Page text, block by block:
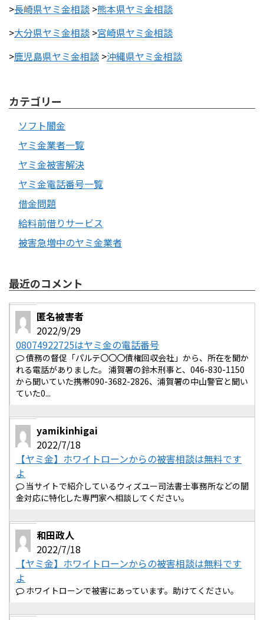
>長崎県ヤミ金相談 >熊本県ヤミ金相談
>大分県ヤミ金相談 >宮崎県ヤミ金相談
>鹿児島県ヤミ金相談 >沖縄県ヤミ金相談
カテゴリー
ソフト闇金
ヤミ金業者一覧
ヤミ金被害解決
ヤミ金電話番号一覧
借金問題
給料前借りサービス
被害急増中のヤミ金業者
最近のコメント
匿名被害者
2022/9/29
08074922725はヤミ金の電話番号
債務の督促「パルテ〇〇〇債権回収会社」から、所在を聞か
れる電話がありました。 浦賀署の鈴木刑事と、046-830-1150
から聞いていた携帯090-3682-2826、浦賀署の中山警官と聞い
ていた0...
yamikinhigai
2022/7/18
【ヤミ金】ホワイトローンからの被害相談は無料です
よ
当サイトで紹介しているウィズユー司法書士事務所などの闇
金対応に特化した専門家へ相談してください。
和田政人
2022/7/18
【ヤミ金】ホワイトローンからの被害相談は無料です
よ
ホワイトローンで被害にあっています。助けてください。